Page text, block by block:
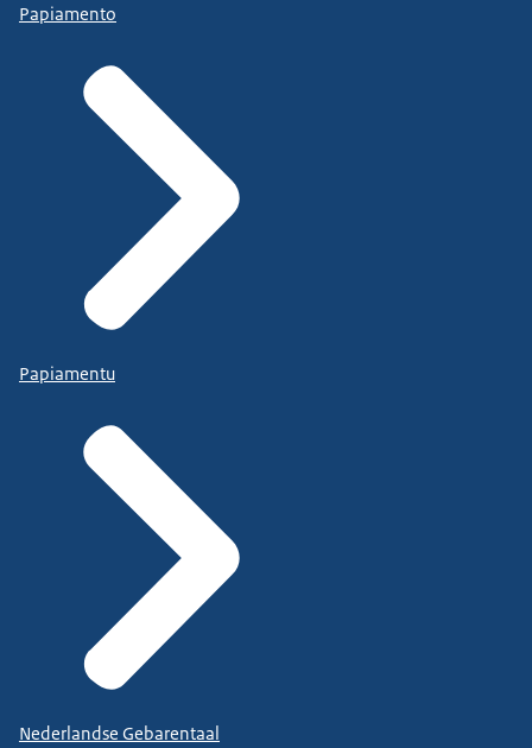
Papiamento
Papiamentu
Nederlandse Gebarentaal